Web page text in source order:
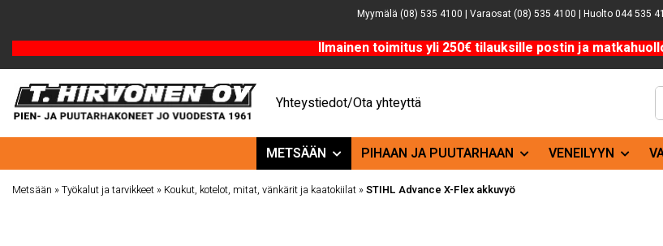
Myymälä (08) 535 4100 | Varaosat (08) 535 4100 | Huolto 044 535
Ilmainen toimitus yli 250€ tilauksille postin ja
Yhteystiedot/Ota yhteyttä
METSÄÄN PIHAAN JA PUUTARHAAN VENEILYYN
Metsään »Työkalut ja tarvikkeet » Koukut, kotelot, mitat, vänkärit ja kaatokiilat »STIHL Advance X-Flex akkuvyö